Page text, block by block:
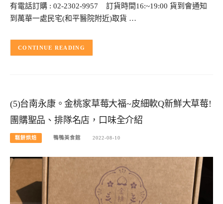
有電話訂購 : 02-2302-9957 訂貨時間16:~19:00 貨到會通知
到萬華一處民宅(和平醫院附近)取貨 …
CONTINUE READING
(5)台南永康。金桃家草莓大福~皮細軟Q新鮮大草莓!
團購聖品、排隊名店，口味全介紹
糕餅烘焙 鴨鴨美食館 2022-08-10